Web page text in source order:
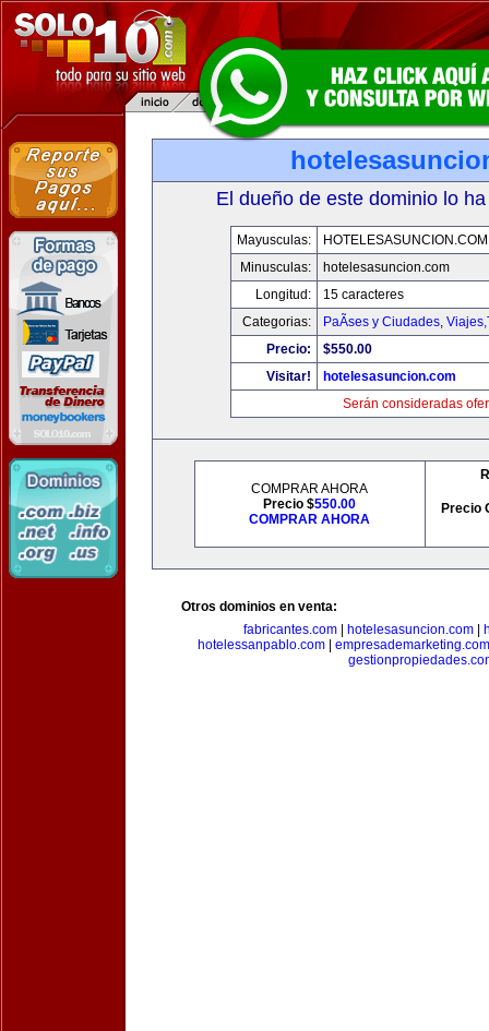
El dueño de este dominio lo
Mayusculas:
HOTELESASUNCION.COM
Minusculas:
hotelesasuncion.com
Longitud:
15 caracteres
Categorias:
PaÃ­ses y Ciudades,
Precio:
$550.00
Visitar!
hotelesasuncion.com
Serán consideradas
COMPRAR AHORA
Precio $550.00
COMPRAR AHORA
Precio
Otros dominios en venta:
fabricantes.com
hotelesasuncion.com
hotelessanpablo.com| empresademarketing.com